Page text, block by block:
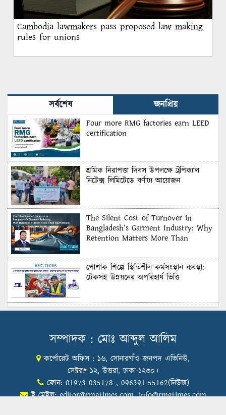
Cambodia lawmakers pass proposed law making
rules for unions
সর্বশেষ জনপ্রিয়
Four more RMG factories earn LEED
certification
শ্রমিক নিরাপত্তা দিবস উপলক্ষে ট্রপিক্যাল
নিটেক্স লিমিটেডে বর্ণাঢ্য আয়োজন
The Silent Cost of Turnover in
Bangladesh’s Garment Industry: Why
Retention Matters More Than
পোশাক শিল্পে স্থিতিশীল কর্মসংস্থান ব্যবস্থা:
টেকসই উন্নয়নের অপরিহার্য ভিত্তি
শুল্কের দেয়াল ভাঙার সুযোগ: মার্কিন বাজারে
Honoring Excellence: Texstream
Fashion Ltd. Rewards Best Workers–
2026
সম্পাদক : মোঃ আব্দুল আলিম
কর্পোরেট অফিস : ১৬, সোনারগাঁও জনপদ এভিনিউ,
সেক্টর# ১২, উত্তরা, ঢাকা-১২৩০।
ফোন: 01973 035178 , 096391-55162(নিউজ)
ই-মেইল:editor@rmgtimes.com,info@rmgtimes.com